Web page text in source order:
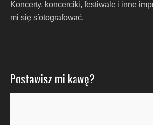
Koncerty, koncerciki, festiwale i inne
mi się sfotografować.
Postawisz mi kawę?